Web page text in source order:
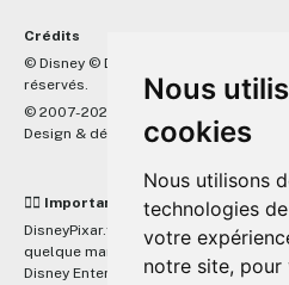
Nous
cookies
Nous utilisons
technologies
votre
notre site, pour
Crédits
© Disney © Disney/Pixar © &
réservés.
© 2007-2026 DisneyPixar.fr
Design & développement :
☝🏼 Important
DisneyPixar.fr est un site indépendant
quelque manière que ce soit avec The
Disney Enterprises, Inc ou leurs